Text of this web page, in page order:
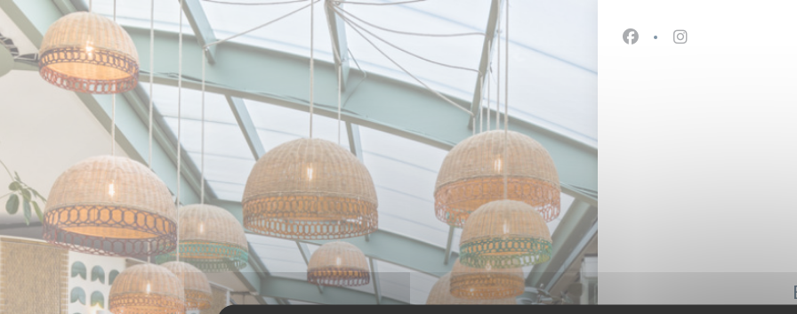
Personalización de sus opciones de cookies
Facebook ((abre en una
Instagram ((abre